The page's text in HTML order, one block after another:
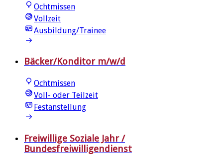
Ochtmissen
Vollzeit
Ausbildung/Trainee
Bäcker/Konditor m/w/d
Ochtmissen
Voll- oder Teilzeit
Festanstellung
Freiwillige Soziale Jahr /
Bundesfreiwilligendienst